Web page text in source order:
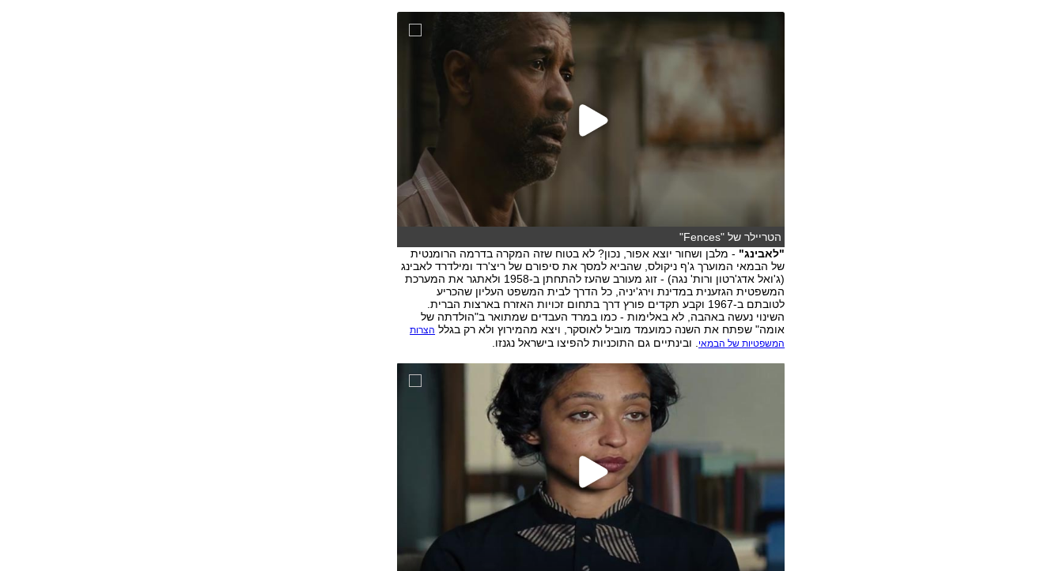
הטריילר של "Fences"
"לאבינג" - מלבן ושחור יוצא אפור, נכון? לא בטוח שזה המקרה בדרמה הרומנטית
של הבמאי המוערך ג'ף ניקולס, שהביא למסך את סיפורם של ריצ'רד ומילדרד לאבינג
(ג'ואל אדג'רטון ורות' נגה) - זוג מעורב שהעז להתחתן ב-1958 ולאתגר את המערכת
המשפטית הגזענית במדינת וירג'יניה, כל הדרך לבית המשפט העליון שהכריע
לטובתם ב-1967 וקבע תקדים פורץ דרך בתחום זכויות האזרח בארצות הברית.
השינוי נעשה באהבה, לא באלימות - כמו במרד העבדים שמתואר ב"הולדתה של
אומה" שפתח את השנה כמועמד מוביל לאוסקר, ויצא מהמירוץ ולא רק בגלל הצרות
המשפטיות של הבמאי. ובינתיים גם התוכניות להפיצו בישראל נגנזו.